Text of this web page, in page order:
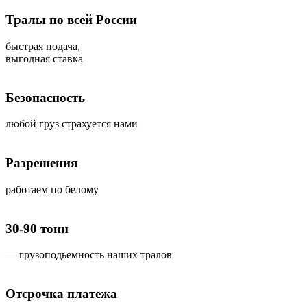
Тралы по всей России
быстрая подача,
выгодная ставка
Безопасность
любой груз страхуется нами
Разрешения
работаем по белому
30-90 тонн
— грузоподьемность наших тралов
Отсрочка платежа